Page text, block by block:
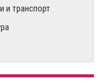
и транспорт